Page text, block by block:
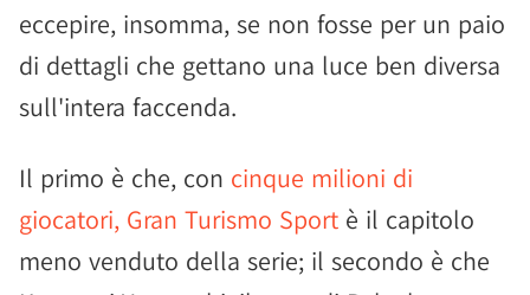
eccepire, insomma, se non fosse per un paio
di dettagli che gettano una luce ben diversa
sull'intera faccenda.
Il primo è che, con cinque milioni di
giocatori, Gran Turismo Sport è il capitolo
meno venduto della serie; il secondo è che